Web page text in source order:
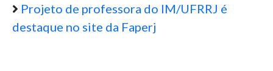
Projeto de professora do IM/UFRRJ é
destaque no site da Faperj